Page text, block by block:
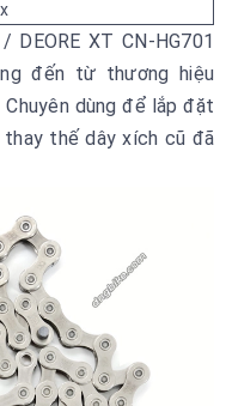
DEORE XT CN-HG701
đến từ thương hiệu
dùng để lắp đặt
thế dây xích cũ đã